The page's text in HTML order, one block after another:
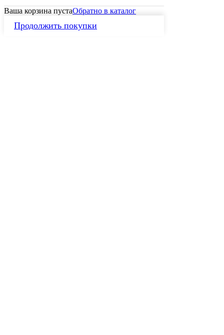
Ваша корзина пустаОбратно в каталог
Продолжить покупки